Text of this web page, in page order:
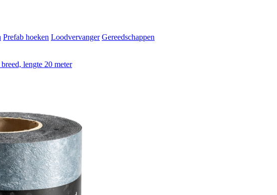
Prefab hoeken Loodvervanger Gereedschappen
lengte 20 meter